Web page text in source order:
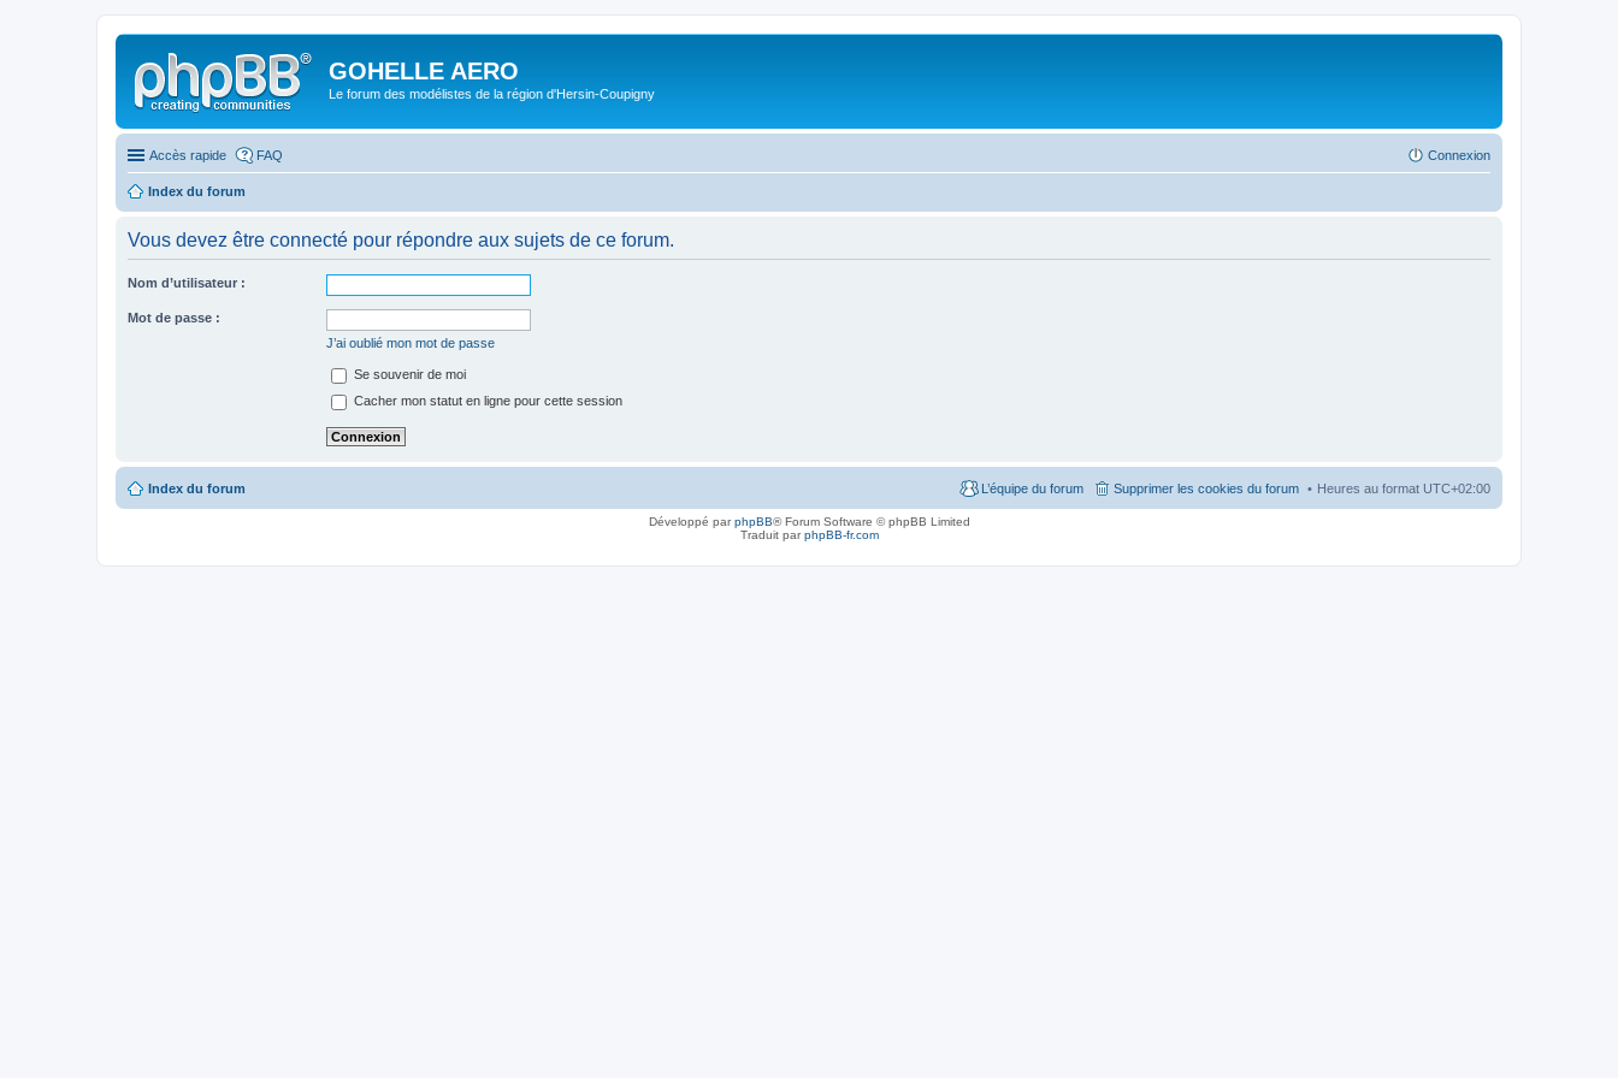
GOHELLE AERO
Le forum des modélistes de la région d'Hersin-Coupigny
Accès rapide FAQ Connexion
Index du forum
Vous devez être connecté pour répondre aux sujets de ce forum.
Nom d’utilisateur :
Mot de passe :
J’ai oublié mon mot de passe
Se souvenir de moi
Cacher mon statut en ligne pour cette session
Index du forum Heures au format UTC+02:00
Supprimer les cookies du forum
L’équipe du forum
Développé parphpBB® Forum Software © phpBB Limited
Traduit parphpBB-fr.com